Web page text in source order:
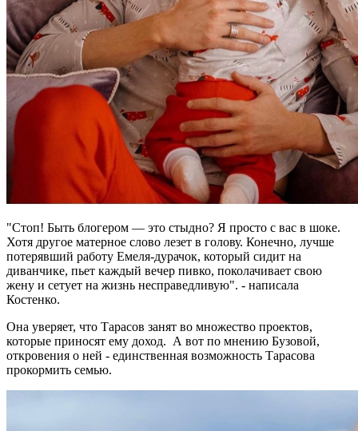
"Стоп! Быть блогером — это стыдно? Я просто с вас в шоке.
Хотя другое матерное слово лезет в голову. Конечно, лучше
потерявший работу Емеля-дурачок, который сидит на
диванчике, пьет каждый вечер пивко, поколачивает свою
жену и сетует на жизнь несправедливую". - написала
Костенко.
Она уверяет, что Тарасов занят во множество проектов,
которые приносят ему доход. А вот по мнению Бузовой,
откровения о ней - единственная возможность Тарасова
прокормить семью.